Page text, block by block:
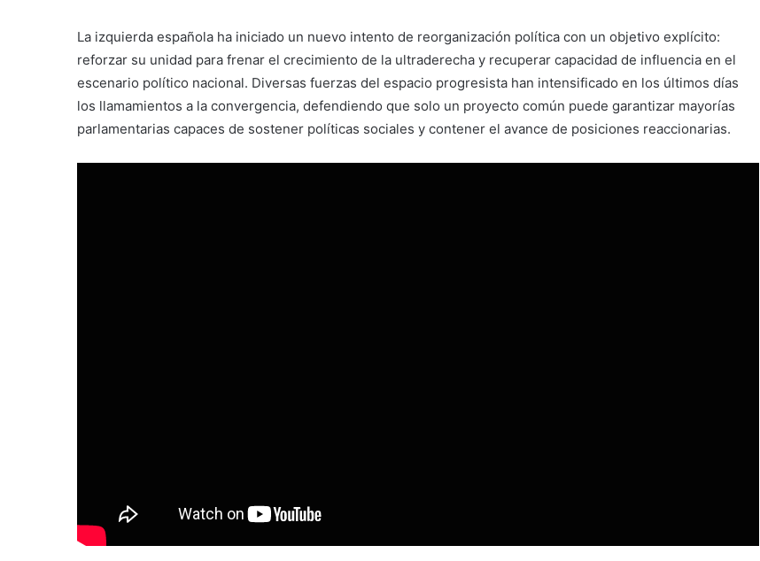
La izquierda española ha iniciado un nuevo intento de reorganización política con un objetivo explícito:
reforzar su unidad para frenar el crecimiento de la ultraderecha y recuperar capacidad de influencia en el
escenario político nacional. Diversas fuerzas del espacio progresista han intensificado en los últimos días
los llamamientos a la convergencia, defendiendo que solo un proyecto común puede garantizar mayorías
parlamentarias capaces de sostener políticas sociales y contener el avance de posiciones reaccionarias.